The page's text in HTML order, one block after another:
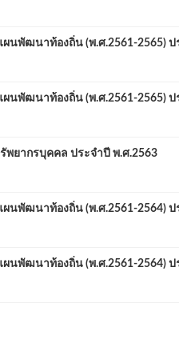
นพัฒนาท้องถิ่น (พ.ศ.2561-2565)
นพัฒนาท้องถิ่น (พ.ศ.2561-2565)
ยากรบุคคล ประจำปี พ.ศ.2563
นพัฒนาท้องถิ่น (พ.ศ.2561-2564)
นพัฒนาท้องถิ่น (พ.ศ.2561-2564)